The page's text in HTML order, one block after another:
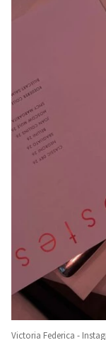
Victoria Federica -